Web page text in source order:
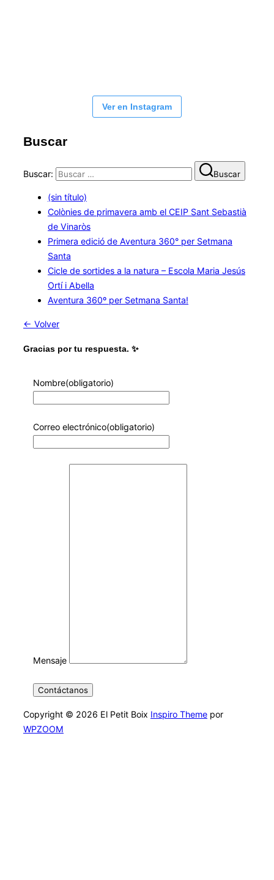
Ver en Instagram
Buscar
Buscar: Buscar
(sin título)
Colònies de primavera amb el CEIP Sant Sebastià
de Vinaròs
Primera edició de Aventura 360° per Setmana
Santa
Cicle de sortides a la natura – Escola Maria Jesús
Ortí i Abella
Aventura 360º per Setmana Santa!
← Volver
Gracias por tu respuesta. ✨
Nombre(obligatorio)
Correo electrónico(obligatorio)
Mensaje
Contáctanos
Copyright © 2026 El Petit Boix Inspiro Theme por
WPZOOM